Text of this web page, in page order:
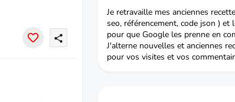
share
Je retravaille mes anciennes
seo, référencement, code json ) et
pour que Google les prenne en
J'alterne nouvelles et anciennes
pour vos visites et vos